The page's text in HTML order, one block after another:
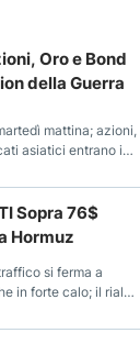
Oro e Bond
della Guerra
mattina; azioni,
asiatici entrano in
Sopra 76$
Hormuz
si ferma a
in forte calo; il rialzo